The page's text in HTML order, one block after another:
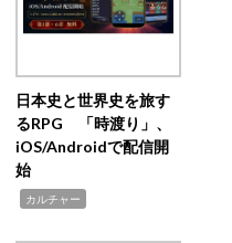
日本史と世界史を旅す
るRPG 「時渡り」、
iOS/Androidで配信開
始
カルチャー